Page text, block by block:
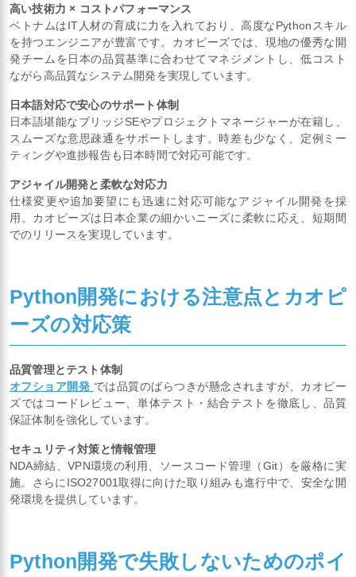
高い技術力 × コストパフォーマンス
ベトナムはIT人材の育成に力を入れており、高度なPythonスキル
を持つエンジニアが豊富です。カオピーズでは、現地の優秀な開
発チームを日本の品質基準に合わせてマネジメントし、低コスト
ながら高品質なシステム開発を実現しています。
日本語対応で安心のサポート体制
日本語堪能なブリッジSEやプロジェクトマネージャーが在籍し、
スムーズな意思疎通をサポートします。時差も少なく、定例ミー
ティングや進捗報告も日本時間で対応可能です。
アジャイル開発と柔軟な対応力
仕様変更や追加要望にも迅速に対応可能なアジャイル開発を採
用。カオピーズは日本企業の細かいニーズに柔軟に応え、短期間
でのリリースを実現しています。
Python開発における注意点とカオピ
ーズの対応策
品質管理とテスト体制
オフショア開発 では品質のばらつきが懸念されますが、カオピー
ズではコードレビュー、単体テスト・結合テストを徹底し、品質
保証体制を強化しています。
セキュリティ対策と情報管理
NDA締結、VPN環境の利用、ソースコード管理（Git）を厳格に実
施。さらにISO27001取得に向けた取り組みも進行中で、安全な開
発環境を提供しています。
Python開発で失敗しないためのポイ